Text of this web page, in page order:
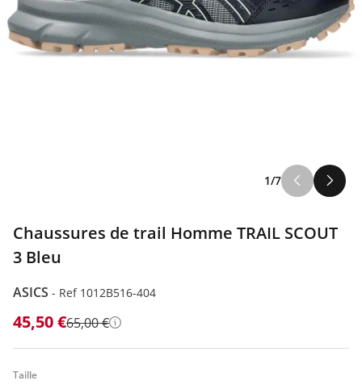
1/7
Chaussures de trail Homme TRAIL SCOUT
3 Bleu
ASICS - Ref 1012B516-404
45,50 €65,00 € Détails
Taille